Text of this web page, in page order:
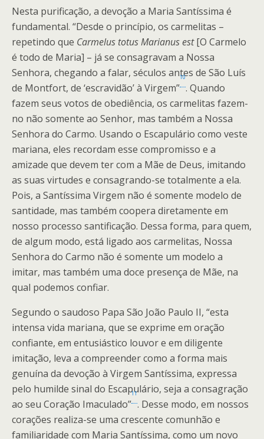
Nesta purificação, a devoção a Maria Santíssima é
fundamental. “Desde o princípio, os carmelitas –
repetindo que Carmelus totus Marianus est[O Carmelo
é todo de Maria] – já se consagravam a Nossa
Senhora, chegando a falar, séculos antes de São Luís
de Montfort, de ‘escravidão’ à Virgem”
10
. Quando
fazem seus votos de obediência, os carmelitas fazem-
no não somente ao Senhor, mas também a Nossa
Senhora do Carmo. Usando o Escapulário como veste
mariana, eles recordam esse compromisso e a
amizade que devem ter com a Mãe de Deus, imitando
as suas virtudes e consagrando-se totalmente a ela.
Pois, a Santíssima Virgem não é somente modelo de
santidade, mas também coopera diretamente em
nosso processo santificação. Dessa forma, para quem,
de algum modo, está ligado aos carmelitas, Nossa
Senhora do Carmo não é somente um modelo a
imitar, mas também uma doce presença de Mãe, na
qual podemos confiar.
Segundo o saudoso Papa São João Paulo II, “esta
intensa vida mariana, que se exprime em oração
confiante, em entusiástico louvor e em diligente
imitação, leva a compreender como a forma mais
genuína da devoção à Virgem Santíssima, expressa
pelo humilde sinal do Escapulário, seja a consagração
ao seu Coração Imaculado”
11
. Desse modo, em nossos
corações realiza-se uma crescente comunhão e
familiaridade com Maria Santíssima, como um novo